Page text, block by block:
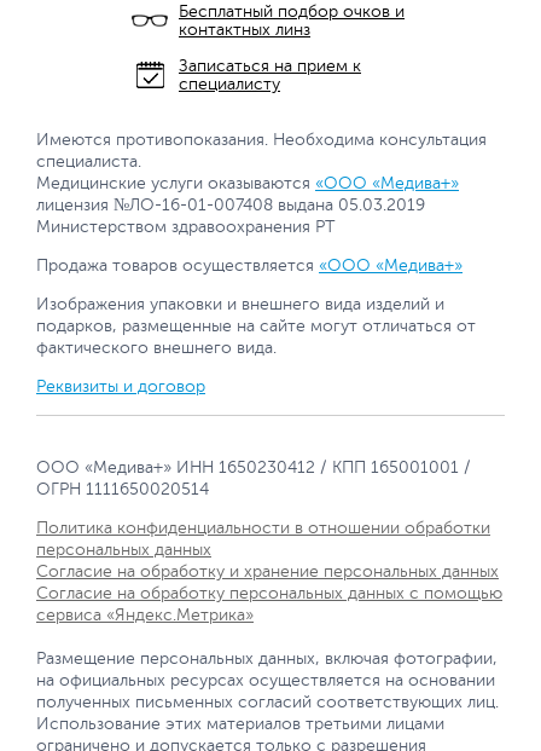
Бесплатный подбор очков и
контактных линз
Записаться на прием к
специалисту
Имеются противопоказания. Необходима консультация
специалиста.
Медицинские услуги оказываются «ООО «Медива+»
лицензия №ЛО-16-01-007408 выдана 05.03.2019
Министерством здравоохранения РТ
Продажа товаров осуществляется «ООО «Медива+»
Изображения упаковки и внешнего вида изделий и
подарков, размещенные на сайте могут отличаться от
фактического внешнего вида.
Реквизиты и договор
ООО «Медива+» ИНН 1650230412 / КПП 165001001 /
ОГРН 1111650020514
Политика конфиденциальности в отношении обработки
персональных данных
Согласие на обработку и хранение персональных данных
Согласие на обработку персональных данных с помощью
сервиса «Яндекс.Метрика»
Размещение персональных данных, включая фотографии,
на официальных ресурсах осуществляется на основании
полученных письменных согласий соответствующих лиц.
Использование этих материалов третьими лицами
ограничено и допускается только с разрешения